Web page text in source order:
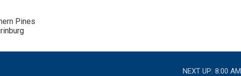
Pines
NEXT UP: 8:00 AM